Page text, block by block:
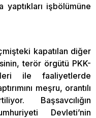
yaptıkları işbölümüne
kapatılan diğer
terör örgütü PKK-
ile faaliyetlerde
meşru, orantılı
Başsavcılığın
Devleti’nin